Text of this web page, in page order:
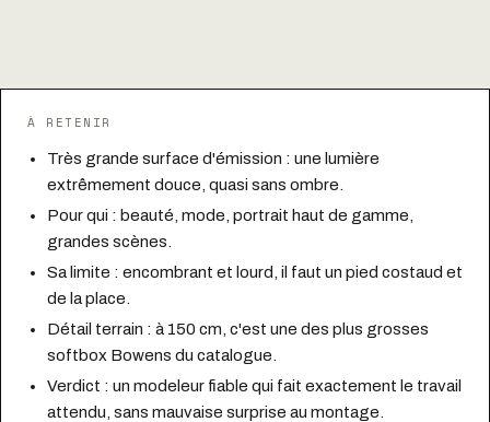
À RETENIR
Très grande surface d'émission : une lumière
extrêmement douce, quasi sans ombre.
Pour qui : beauté, mode, portrait haut de gamme,
grandes scènes.
Sa limite : encombrant et lourd, il faut un pied costaud et
de la place.
Détail terrain : à 150 cm, c'est une des plus grosses
softbox Bowens du catalogue.
Verdict : un modeleur fiable qui fait exactement le travail
attendu, sans mauvaise surprise au montage.